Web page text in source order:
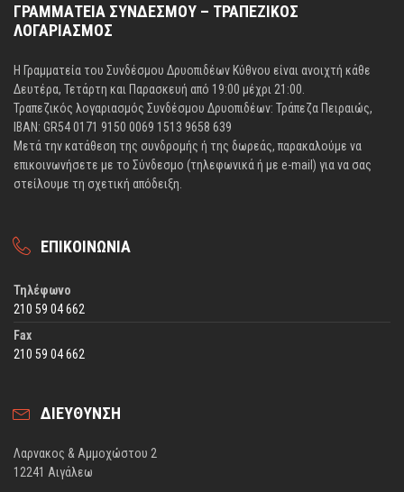
ΓΡΑΜΜΑΤΕΙΑ ΣΥΝΔΕΣΜΟΥ – ΤΡΑΠΕΖΙΚΟΣ
ΛΟΓΑΡΙΑΣΜΟΣ
Η Γραμματεία του Συνδέσμου Δρυοπιδέων Κύθνου είναι ανοιχτή κάθε
Δευτέρα, Τετάρτη και Παρασκευή από 19:00 μέχρι 21:00.
Τραπεζικός λογαριασμός Συνδέσμου Δρυοπιδέων: Τράπεζα Πειραιώς,
IBAN: GR54 0171 9150 0069 1513 9658 639
Μετά την κατάθεση της συνδρομής ή της δωρεάς, παρακαλούμε να
επικοινωνήσετε με το Σύνδεσμο (τηλεφωνικά ή με e-mail) για να σας
στείλουμε τη σχετική απόδειξη.
ΕΠΙΚΟΙΝΩΝΙΑ
Τηλέφωνο
210 59 04 662
Fax
210 59 04 662
ΔΙΕΥΘΥΝΣΗ
Λαρνακος & Αμμοχώστου 2
12241 Αιγάλεω